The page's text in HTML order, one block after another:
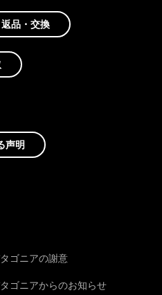
返品・交換
声明
ゴニアの謝意
ゴニアからのお知らせ